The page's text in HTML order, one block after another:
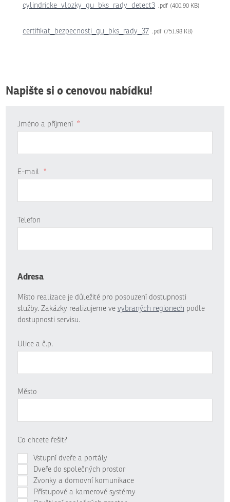
cylindricke_vlozky_gu_bks_rady_detect3 pdf 400.90 KB
certifikat_bezpecnosti_gu_bks_rady_37 pdf 751.98 KB
Napište si o cenovou nabídku!
Jméno a příjmení *
E-mail *
Telefon
Adresa
Místo realizace je důležité pro posouzení dostupnosti
služby. Zakázky realizujeme ve vybraných regionech podle
dostupnosti servisu.
Ulice a č.p.
Město
Co chcete řešit?
Vstupní dveře a portály
Dveře do společných prostor
Zvonky a domovní komunikace
Přístupové a kamerové systémy